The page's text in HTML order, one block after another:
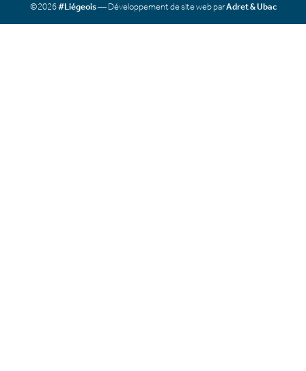
©2026#Liégeois— Développement de site web parAdret & Ubac